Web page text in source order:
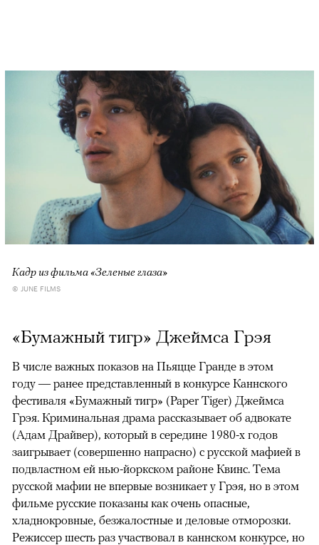
Кадр из фильма «Зеленые глаза»
© JUNE FILMS
«Бумажный тигр» Джеймса Грэя
В числе важных показов на Пьяцце Гранде в этом
году — ранее представленный в конкурсе Каннского
фестиваля «Бумажный тигр» (Paper Tiger) Джеймса
Грэя. Криминальная драма рассказывает об адвокате
(Адам Драйвер), который в середине 1980-х годов
заигрывает (совершенно напрасно) с русской мафией в
подвластном ей нью-йоркском районе Квинс. Тема
русской мафии не впервые возникает у Грэя, но в этом
фильме русские показаны как очень опасные,
хладнокровные, безжалостные и деловые отморозки.
Режиссер шесть раз участвовал в каннском конкурсе, но